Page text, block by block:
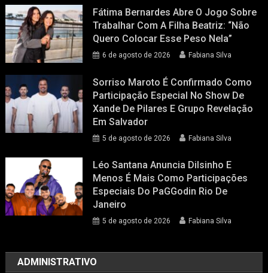
Fátima Bernardes Abre O Jogo Sobre
Trabalhar Com A Filha Beatriz: “Não
Quero Colocar Esse Peso Nela”
6 de agosto de 2026 Fabiana Silva
Sorriso Maroto É Confirmado Como
Participação Especial No Show De
Xande De Pilares E Grupo Revelação
Em Salvador
5 de agosto de 2026 Fabiana Silva
Léo Santana Anuncia Dilsinho E
Menos É Mais Como Participações
Especiais Do PaGGodin Rio De
Janeiro
5 de agosto de 2026 Fabiana Silva
ADMINISTRATIVO